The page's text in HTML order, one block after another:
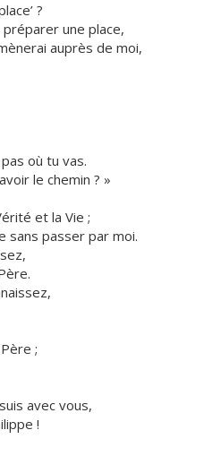
?
une place,
auprès de moi,
où tu vas.
le chemin ? »
et la Vie ;
sans passer par moi.
;
avec vous,
!